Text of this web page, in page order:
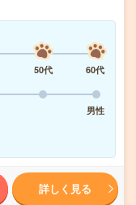
50代
60代
男性
詳しく見る